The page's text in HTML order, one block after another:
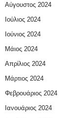
Αύγουστος 2024
Ιούλιος 2024
Ιούνιος 2024
Μάιος 2024
Απρίλιος 2024
Μάρτιος 2024
Φεβρουάριος 2024
Ιανουάριος 2024